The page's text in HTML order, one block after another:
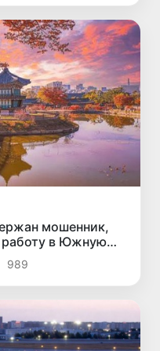
мошенник,
работу в Южную
989